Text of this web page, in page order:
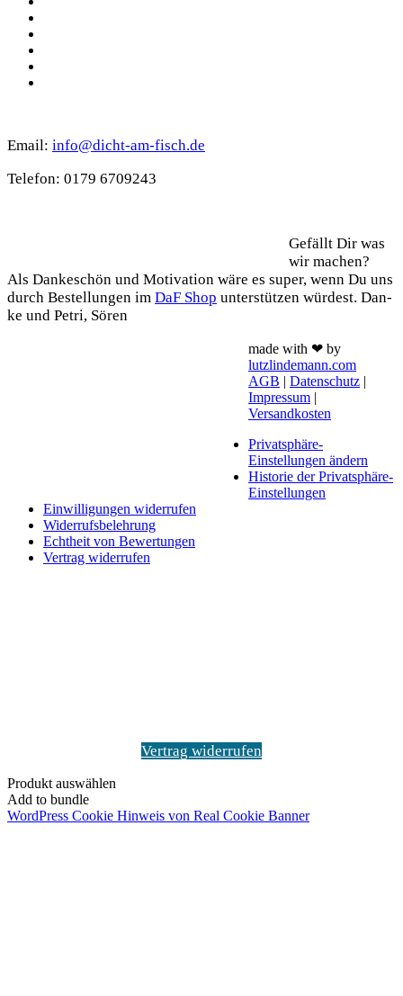
Email: info@dicht-am-fisch.de
Tele­fon: 0179 6709243
Gefällt Dir was
wir machen?
Als Dan­ke­schön und Moti­va­ti­on wäre es super, wenn Du uns
durch Bestel­lun­gen im DaF Shop unter­stüt­zen wür­dest. Dan­
ke und Petri, Sören
made with ❤ by
lutzlindemann.com
AGB | Datenschutz |
Impressum |
Versandkosten
Privatsphäre-
Einstellungen ändern
Historie der Privatsphäre-
Einstellungen
Einwilligungen widerrufen
Widerrufsbelehrung
Echtheit von Bewertungen
Vertrag widerrufen
Vertrag widerrufen
Produkt auswählen
Add to bundle
WordPress Cookie Hinweis von Real Cookie Banner